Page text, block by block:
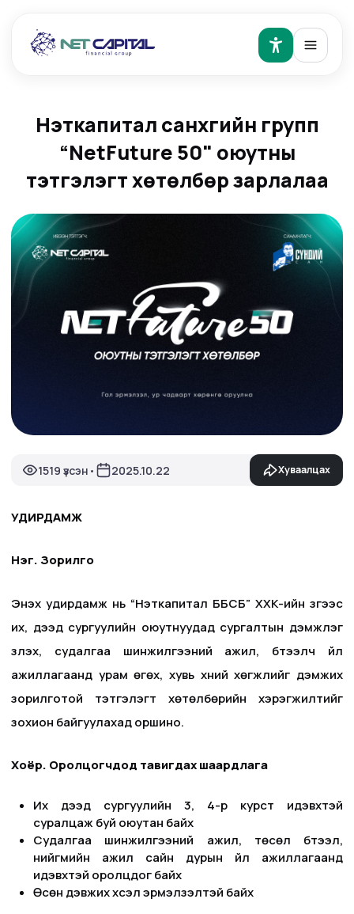
Нэткапитал санхүүгийн групп
“NetFuture 50" оюутны
тэтгэлэгт хөтөлбөр зарлалаа
1519 үзсэн • 2025.10.22 Хуваалцах
УДИРДАМЖ
Нэг. Зорилго
Энэхүү удирдамж нь “Нэткапитал ББСБ” ХХК-ийн зүгээс
их, дээд сургуулийн оюутнуудад сургалтын дэмжлэг
үзүүлэх, судалгаа шинжилгээний ажил, бүтээлч үйл
ажиллагаанд урам өгөх, хувь хүний хөгжлийг дэмжих
зорилготой тэтгэлэгт хөтөлбөрийн хэрэгжилтийг
зохион байгуулахад оршино.
Хоёр. Оролцогчдод тавигдах шаардлага
Их дээд сургуулийн 3, 4-р курст идэвхтэй
суралцаж буй оюутан байх
Судалгаа шинжилгээний ажил, төсөл бүтээл,
нийгмийн ажил сайн дурын үйл ажиллагаанд
идэвхтэй оролцдог байх
Өсөн дэвжих хүсэл эрмэлзэлтэй байх